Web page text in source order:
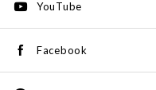
YouTube
Facebook